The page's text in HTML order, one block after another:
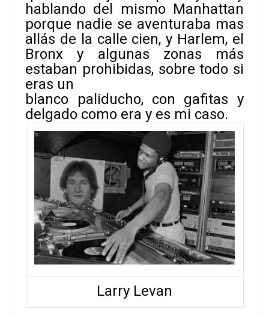
hablando del mismo Manhattan
porque nadie se aventuraba mas
allás de la calle cien, y Harlem, el
Bronx y algunas zonas más
estaban prohibidas, sobre todo si
eras un
blanco paliducho, con gafitas y
delgado como era y es mi caso.
Larry Levan